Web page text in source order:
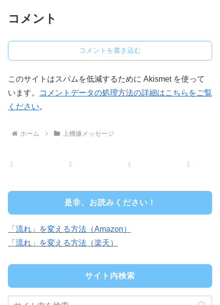
コメント
コメントを書き込む
このサイトはスパムを低減するために Akismet を使って
います。
コメントデータの処理方法の詳細はこちらをご覧
ください。
ホーム 上機嫌メッセージ
是非、お読みください！
「流れ」を変える方法（Amazon）
「流れ」を変える方法（楽天）
サイト内検索